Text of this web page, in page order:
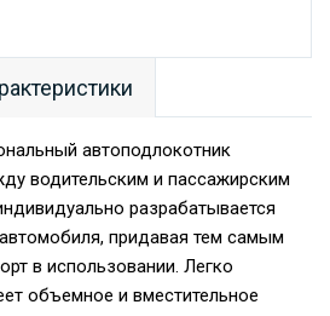
автоподлокотник
водительским и пассажирским
разрабатывается
придавая тем самым
в использовании. Легко
объемное и вместительное